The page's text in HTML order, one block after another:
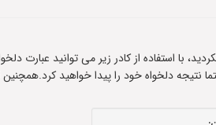
با استفاده از کادر زیر می توانید
نتیجه دلخواه خود را پیدا خواهید